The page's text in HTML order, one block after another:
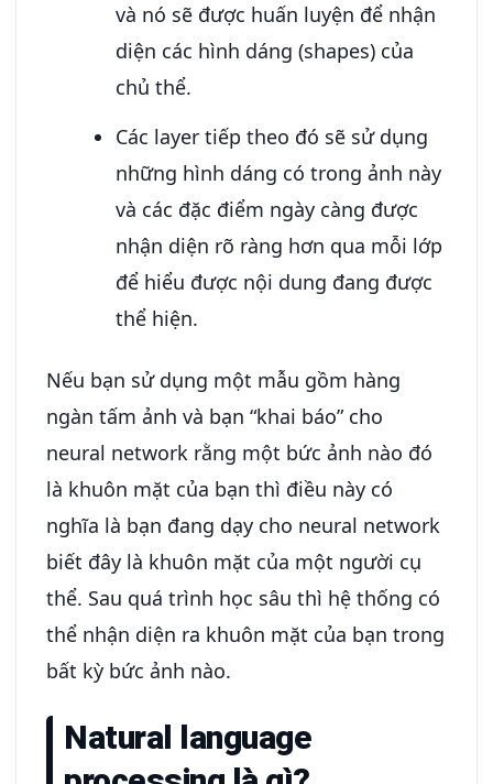
và nó sẽ được huấn luyện để nhận
diện các hình dáng (shapes) của
chủ thể.
Các layer tiếp theo đó sẽ sử dụng
những hình dáng có trong ảnh này
và các đặc điểm ngày càng được
nhận diện rõ ràng hơn qua mỗi lớp
để hiểu được nội dung đang được
thể hiện.
Nếu bạn sử dụng một mẫu gồm hàng
ngàn tấm ảnh và bạn “khai báo” cho
neural network rằng một bức ảnh nào đó
là khuôn mặt của bạn thì điều này có
nghĩa là bạn đang dạy cho neural network
biết đây là khuôn mặt của một người cụ
thể. Sau quá trình học sâu thì hệ thống có
thể nhận diện ra khuôn mặt của bạn trong
bất kỳ bức ảnh nào.
Natural language